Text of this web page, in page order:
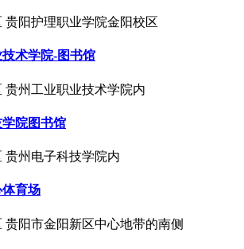
贵阳护理职业学院金阳校区
术学院-图书馆
贵州工业职业技术学院内
院图书馆
贵州电子科技学院内
育场
贵阳市金阳新区中心地带的南侧